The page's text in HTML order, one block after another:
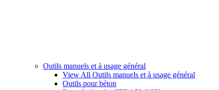
Outils manuels et à usage général
View All Outils manuels et à usage général
Outils pour béton